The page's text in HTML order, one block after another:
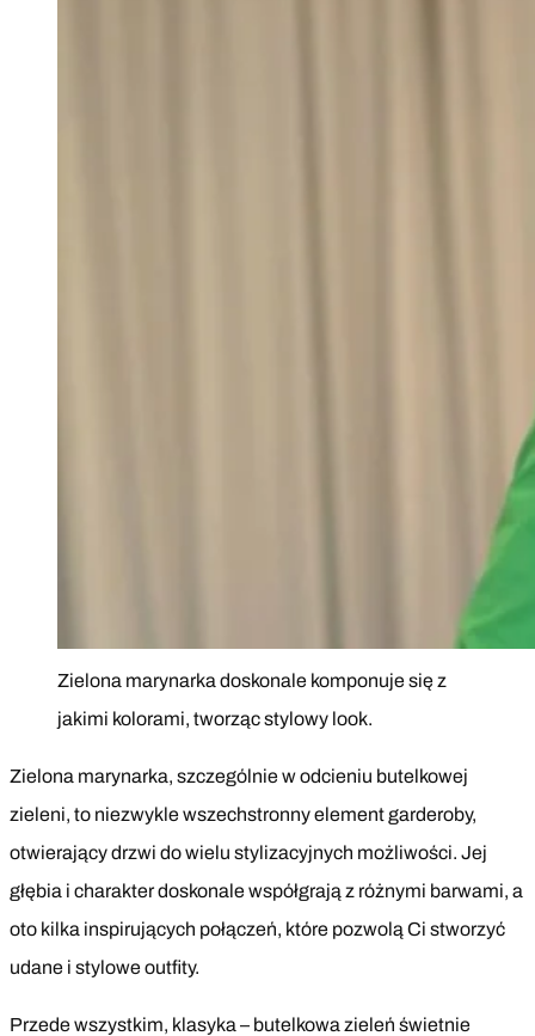
Zielona marynarka doskonale komponuje się z
jakimi kolorami, tworząc stylowy look.
Zielona marynarka, szczególnie w odcieniu butelkowej
zieleni, to niezwykle wszechstronny element garderoby,
otwierający drzwi do wielu stylizacyjnych możliwości. Jej
głębia i charakter doskonale współgrają z różnymi barwami, a
oto kilka inspirujących połączeń, które pozwolą Ci stworzyć
udane i stylowe outfity.
Przede wszystkim, klasyka – butelkowa zieleń świetnie